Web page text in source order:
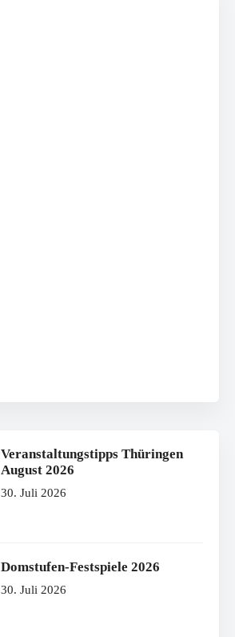
Veranstaltungstipps Thüringen
August 2026
30. Juli 2026
Domstufen-Festspiele 2026
30. Juli 2026